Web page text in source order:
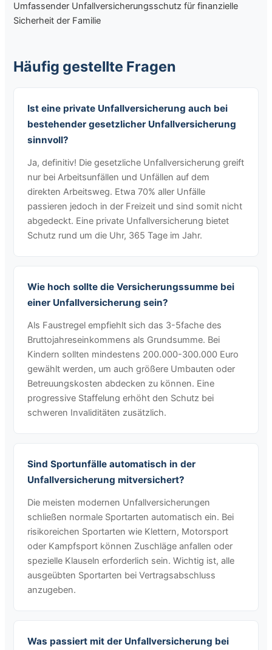
Umfassender Unfallversicherungsschutz für finanzielle
Sicherheit der Familie
Häufig gestellte Fragen
Ist eine private Unfallversicherung auch bei
bestehender gesetzlicher Unfallversicherung
sinnvoll?
Ja, definitiv! Die gesetzliche Unfallversicherung greift
nur bei Arbeitsunfällen und Unfällen auf dem
direkten Arbeitsweg. Etwa 70% aller Unfälle
passieren jedoch in der Freizeit und sind somit nicht
abgedeckt. Eine private Unfallversicherung bietet
Schutz rund um die Uhr, 365 Tage im Jahr.
Wie hoch sollte die Versicherungssumme bei
einer Unfallversicherung sein?
Als Faustregel empfiehlt sich das 3-5fache des
Bruttojahreseinkommens als Grundsumme. Bei
Kindern sollten mindestens 200.000-300.000 Euro
gewählt werden, um auch größere Umbauten oder
Betreuungskosten abdecken zu können. Eine
progressive Staffelung erhöht den Schutz bei
schweren Invaliditäten zusätzlich.
Sind Sportunfälle automatisch in der
Unfallversicherung mitversichert?
Die meisten modernen Unfallversicherungen
schließen normale Sportarten automatisch ein. Bei
risikoreichen Sportarten wie Klettern, Motorsport
oder Kampfsport können Zuschläge anfallen oder
spezielle Klauseln erforderlich sein. Wichtig ist, alle
ausgeübten Sportarten bei Vertragsabschluss
anzugeben.
Was passiert mit der Unfallversicherung bei